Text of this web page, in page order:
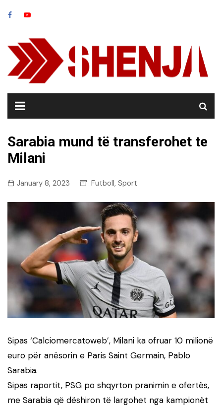
Sarabia mund të transferohet te
Milani
January 8, 2023 Futboll, Sport
Sipas ‘Calciomercatoweb’, Milani ka ofruar 10 milionë
euro për anësorin e Paris Saint Germain, Pablo
Sarabia.
Sipas raportit, PSG po shqyrton pranimin e ofertës,
me Sarabia që dëshiron të largohet nga kampionët